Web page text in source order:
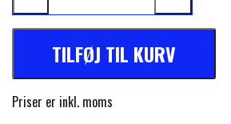
PREMIER EQUINE
PREMIER EQUINE SADEL
FORAN EQUINE
GP TACK
TILFØJ TIL KURV
Priser er inkl. moms